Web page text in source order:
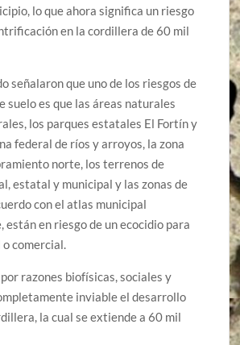
lo que ahora significa un riesgo
en la cordillera de 60 mil
señalaron que uno de los riesgos de
suelo es que las áreas naturales
los parques estatales El Fortín y
federal de ríos y arroyos, la zona
norte, los terrenos de
estatal y municipal y las zonas de
con el atlas municipal
están en riesgo de un ecocidio para
comercial.
razones biofísicas, sociales y
inviable el desarrollo
la cual se extiende a 60 mil